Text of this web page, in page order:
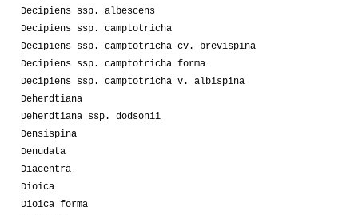
Decipiens ssp. albescens
Decipiens ssp. camptotricha
Decipiens ssp. camptotricha cv. brevispina
Decipiens ssp. camptotricha forma
Decipiens ssp. camptotricha v. albispina
Deherdtiana
Deherdtiana ssp. dodsonii
Densispina
Denudata
Diacentra
Dioica
Dioica forma